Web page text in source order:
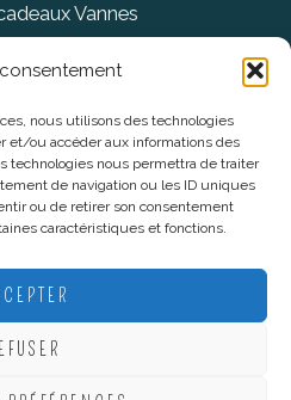
nous utilisons des technologies
et/ou accéder aux informations des
technologies nous permettra de traiter
de navigation ou les ID uniques
ou de retirer son consentement
caractéristiques et fonctions.
Vannes
Vannes
légales
CGV
Confidentialité
du site